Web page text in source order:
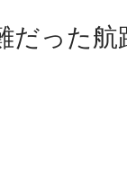
だった